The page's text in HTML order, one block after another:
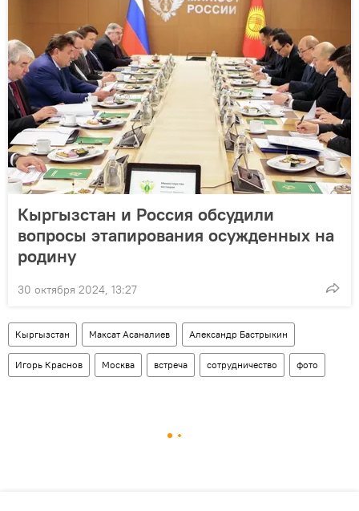
Кыргызстан и Россия обсудили
вопросы этапирования осужденных на
родину
30 октября 2024, 13:27
Кыргызстан Максат Асаналиев Александр Бастрыкин
Игорь Краснов Москва встреча сотрудничество фото